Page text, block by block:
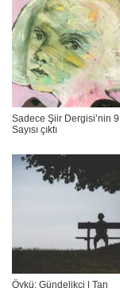
Sadece Şiir Dergisi’nin 9.
Sayısı çıktı
Öykü: Gündelikçi | Tan